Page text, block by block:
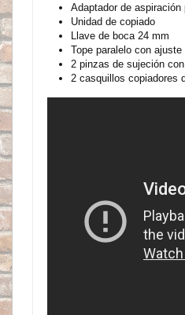
Adaptador de
Unidad de copiado
Llave de boca 24 mm
Tope paralelo con ajuste
2 pinzas de sujeción
2 casquillos copiadores